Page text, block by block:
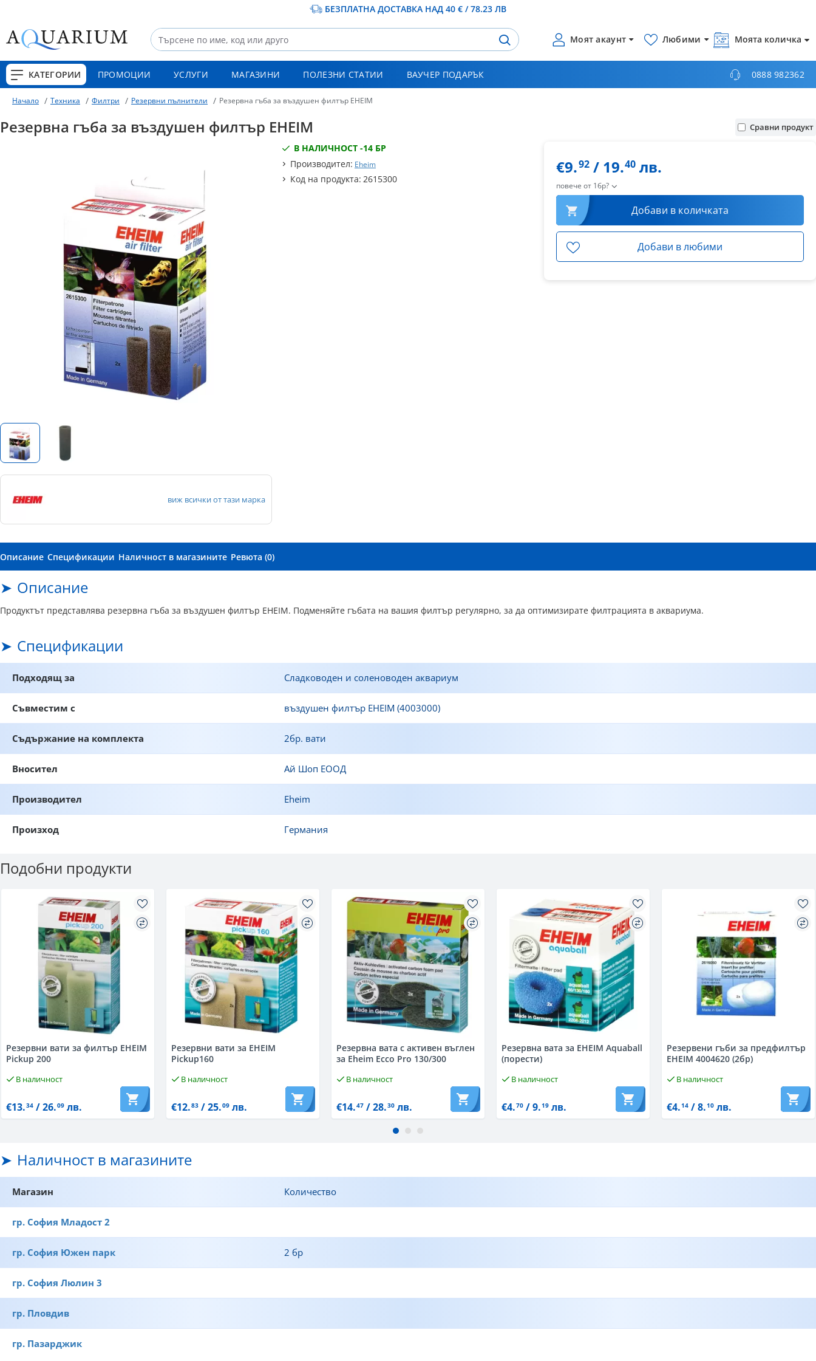
БЕЗПЛАТНА ДОСТАВКА НАД 40 € / 78.23 ЛВ
Моят акаунт Любими Моята количка
КАТЕГОРИИ ПРОМОЦИИ УСЛУГИ МАГАЗИНИ ПОЛЕЗНИ СТАТИИ ВАУЧЕР ПОДАРЪК 0888 982362
Начало Техника Филтри Резервни пълнители Резервна гъба за въздушен филтър EHEIM
Резервна гъба за въздушен филтър EHEIM Сравни продукт
виж всички от тази марка
В НАЛИЧНОСТ -14 БР
Производител: Eheim
Код на продукта: 2615300
€9.92/ 19.40 лв.
повече от 1бр?
Добави в количката
Добави в любими
Описание Спецификации Наличност в магазините Ревюта (0)
Описание
Продуктът представлява резервна гъба за въздушен филтър EHEIM. Подменяйте гъбата на вашия филтър регулярно, за да оптимизирате филтрацията в аквариума.
Спецификации
Подходящ за Сладководен и соленоводен аквариум
Съвместим с въздушен филтър EHEIM (4003000)
Съдържание на комплекта 2бр. вати
Вносител Ай Шоп ЕООД
Производител Eheim
Произход Германия
Подобни продукти
Резервни вати за филтър EHEIM
Pickup 200
В наличност
€13.34 / 26.09 лв.
Резервни вати за EHEIM
Pickup160
В наличност
€12.83 / 25.09 лв.
Резервна вата с активен въглен
за Eheim Ecco Pro 130/300
В наличност
€14.47 / 28.30 лв.
Резервна вата за EHEIM Aquaball
(порести)
В наличност
€4.70 / 9.19 лв.
Резервени гъби за предфилтър
EHEIM 4004620 (2бр)
В наличност
€4.14 / 8.10 лв.
Наличност в магазините
Магазин Количество
гр. София Младост 2
гр. София Южен парк 2 бр
гр. София Люлин 3
гр. Пловдив
гр. Пазарджик